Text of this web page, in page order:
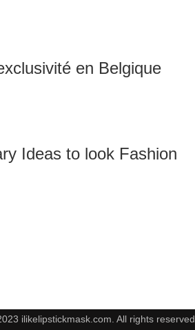
en Belgique
Ideas to look Fashion
ilikelipstickmask.com. All rights reserved.